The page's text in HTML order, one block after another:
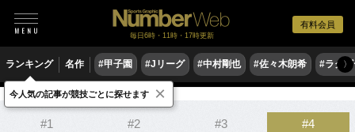
有料会員
毎日6時・11時・17時更新
ランキング 名作 #甲子園 #Jリーグ #中村剛也 #佐々木朗希 #ラグ〉
格闘技 ボクシング
#1 #2 #3 #4
今人気の記事が競技ごとに探せます ×